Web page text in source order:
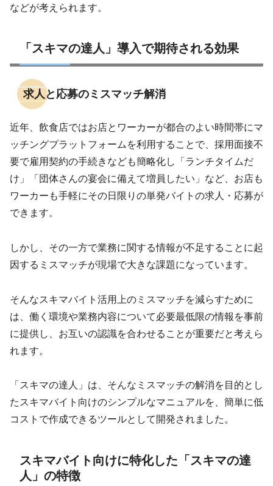
などが考えられます。
「スキマの達人」導入で期待される効果
求人と応募のミスマッチ解消
近年、飲食店ではお店とワーカーが都合のよい時間帯にマ
ッチングプラットフォームを利用することで、採用面接不
要で雇用契約の手続きなども簡略化し「ランチタイムだ
け」「団体さんの宴会に備えて増員したい」など、お店も
ワーカーも手軽にその日限りの単発バイトの求人・応募が
できます。
しかし、その一方で業務に関する情報が不足することに起
因するミスマッチが現場で大きな課題になっています。
そんなスキマバイト活用上のミスマッチを減らすために
は、働く環境や業務内容について必要最低限の情報を事前
に提供し、お互いの認識を合わせることが重要だと考えら
れます。
「スキマの達人」は、そんなミスマッチの解消を目的とし
たスキマバイト向けのシンプルなマニュアルを、簡単に低
コストで作成できるツールとして開発されました。
スキマバイト向けに特化した「スキマの達
人」の特徴